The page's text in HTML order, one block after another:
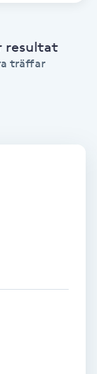
resultat
träffar